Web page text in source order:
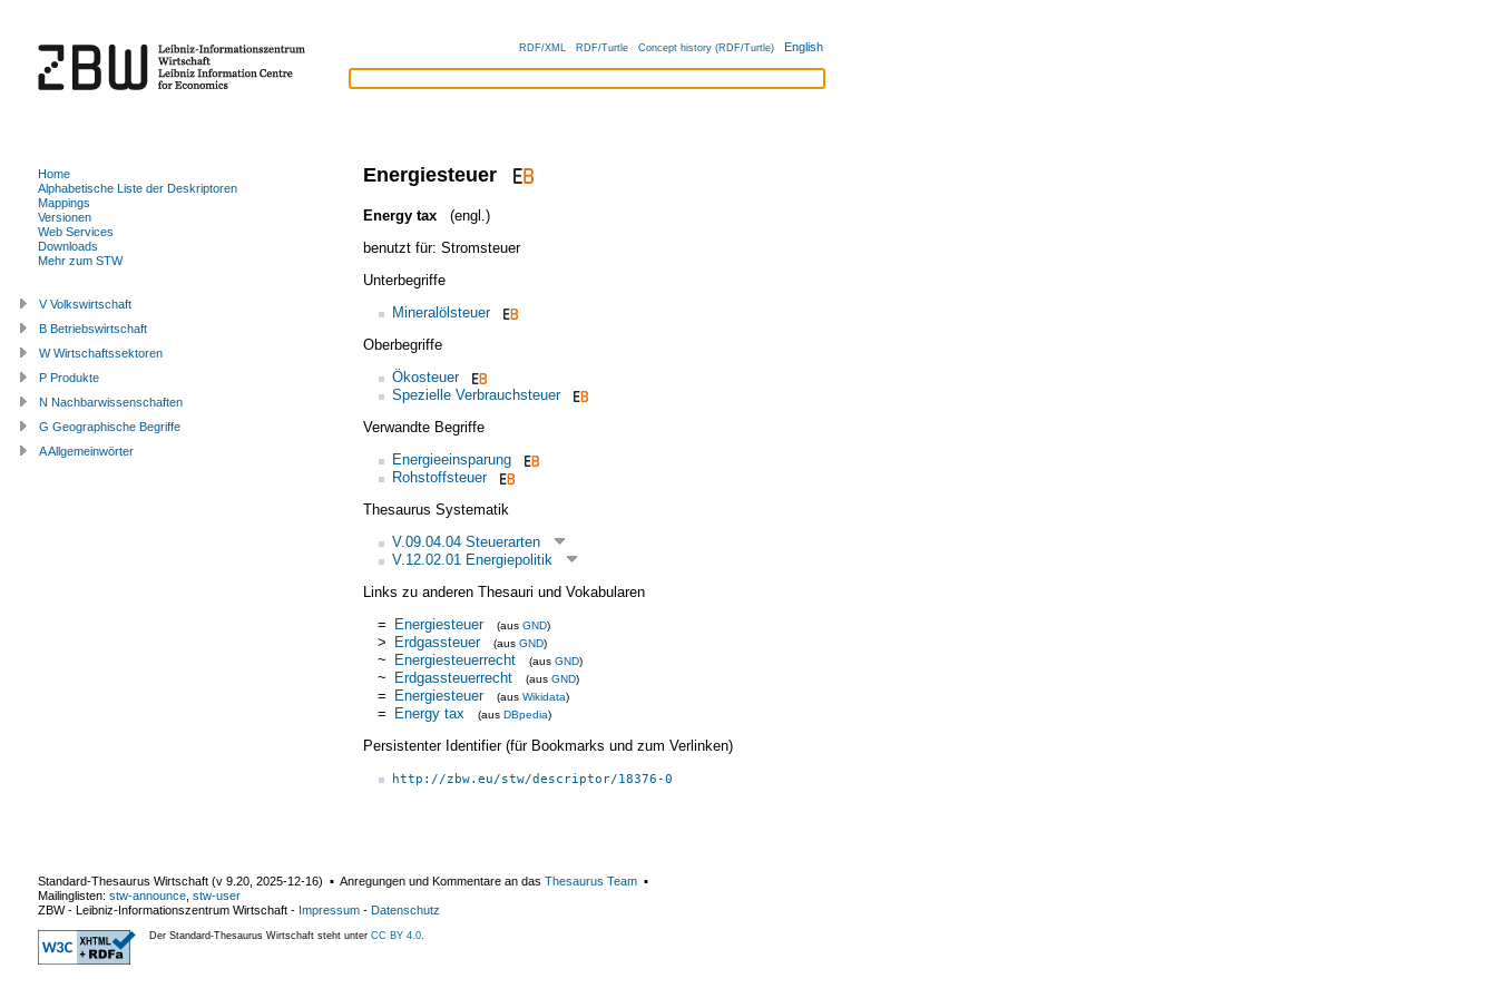
RDF/XML RDF/Turtle Concept history (RDF/Turtle) English
Energiesteuer
Energy tax
(engl.)
benutzt für: Stromsteuer
Unterbegriffe
Mineralölsteuer
Oberbegriffe
Ökosteuer
Spezielle Verbrauchsteuer
Verwandte Begriffe
Energieeinsparung
Rohstoffsteuer
Thesaurus Systematik
V.09.04.04 Steuerarten
V.12.02.01 Energiepolitik
Links zu anderen Thesauri und Vokabularen
= Energiesteuer (aus GND)
> Erdgassteuer (aus GND)
~ Energiesteuerrecht (aus GND)
~ Erdgassteuerrecht (aus GND)
= Energiesteuer (aus Wikidata)
= Energy tax (aus DBpedia)
Persistenter Identifier (für Bookmarks und zum Verlinken)
http://zbw.eu/stw/descriptor/18376-0
Home
Alphabetische Liste der Deskriptoren
Mappings
Versionen
Web Services
Downloads
Mehr zum STW
V Volkswirtschaft
B Betriebswirtschaft
W Wirtschaftssektoren
P Produkte
N Nachbarwissenschaften
G Geographische Begriffe
A Allgemeinwörter
Standard-Thesaurus Wirtschaft (v 9.20 2025-12-16) ▪ Anregungen und Kommentare an das Thesaurus Team ▪
Mailinglisten: stw-announce stw-user
ZBW - Leibniz-Informationszentrum Wirtschaft - Impressum - Datenschutz
Der Standard-Thesaurus Wirtschaft steht unter CC BY 4.0